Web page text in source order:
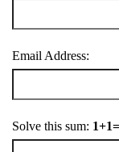
Email Address:
Solve this sum: 1+1=